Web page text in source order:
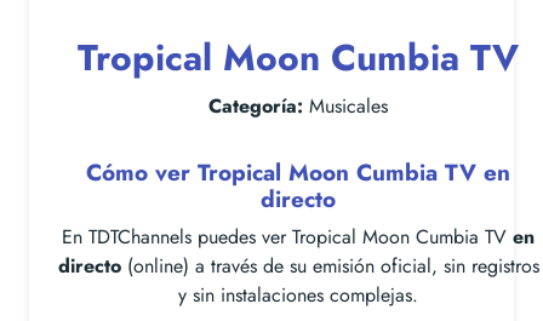
Tropical Moon Cumbia TV
Categoría: Musicales
Cómo ver Tropical Moon Cumbia TV en
directo
En TDTChannels puedes ver Tropical Moon Cumbia TV en
directo(online) a través de su emisión oficial, sin registros
y sin instalaciones complejas.